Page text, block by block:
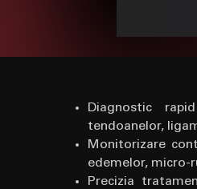
Diagnostic
tendoanelor,
Monitorizare
edemelor, micro-
Precizia